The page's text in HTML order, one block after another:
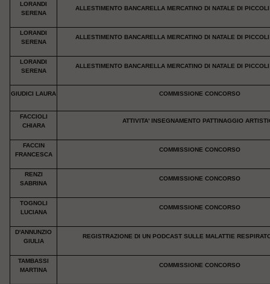
LORANDI
SERENA
ALLESTIMENTO BANCARELLA MERCATINO DI NATALE DI
LORANDI
SERENA
ALLESTIMENTO BANCARELLA MERCATINO DI NATALE DI
LORANDI
SERENA
ALLESTIMENTO BANCARELLA MERCATINO DI NATALE DI
GIUDICI LAURA COMMISSIONE CONCORSO
FACCIOLI
CHIARA
ATTIVITA' INSEGNAMENTO PATTINAGGIO
FACCIN
FRANCESCA
COMMISSIONE CONCORSO
RENZI
SABRINA
COMMISSIONE CONCORSO
TOGNOLI
LUCIANA
COMMISSIONE CONCORSO
D'ANNUNZIO
GIULIA
REGISTRAZIONE DI UN PODCAST SULLE MALATTIE
TAMBASSI
MARTINA
COMMISSIONE CONCORSO